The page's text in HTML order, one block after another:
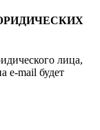
лица,
e-mail будет